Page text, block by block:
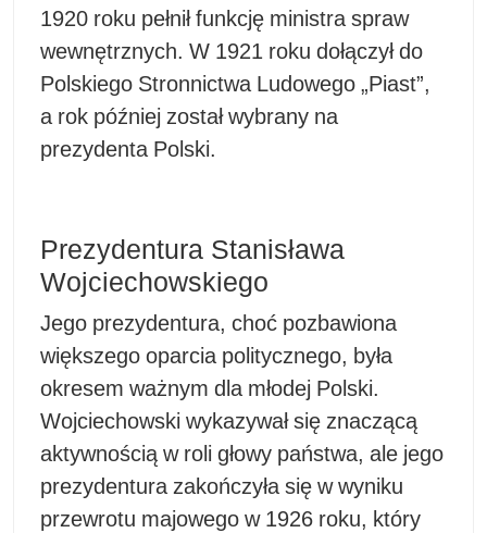
1920 roku pełnił funkcję ministra spraw
wewnętrznych. W 1921 roku dołączył do
Polskiego Stronnictwa Ludowego „Piast”,
a rok później został wybrany na
prezydenta Polski.
Prezydentura Stanisława
Wojciechowskiego
Jego prezydentura, choć pozbawiona
większego oparcia politycznego, była
okresem ważnym dla młodej Polski.
Wojciechowski wykazywał się znaczącą
aktywnością w roli głowy państwa, ale jego
prezydentura zakończyła się w wyniku
przewrotu majowego w 1926 roku, który